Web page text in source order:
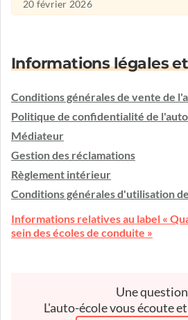
20 février 2026
Informations légales
Conditions générales de vente de
Politique de confidentialité de
Médiateur
Gestion des réclamations
Règlement intérieur
Conditions générales d'utilisation
Informations relatives au label «
sein des écoles de conduite »
Une question
L'auto-école vous écoute